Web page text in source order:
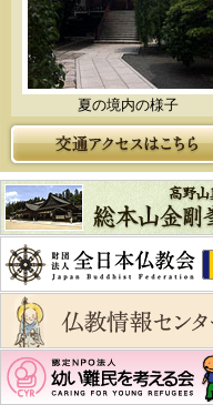
夏の境内の様子